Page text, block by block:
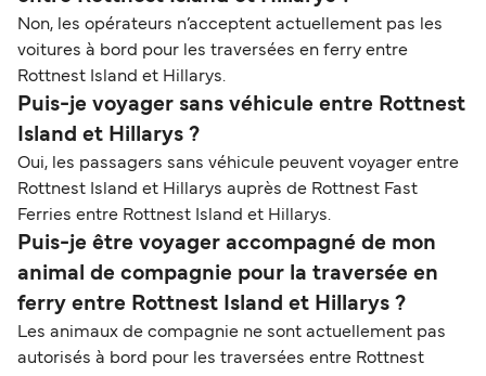
Non, les opérateurs n’acceptent actuellement pas les
voitures à bord pour les traversées en ferry entre
Rottnest Island et Hillarys.
Puis-je voyager sans véhicule entre Rottnest
Island et Hillarys ?
Oui, les passagers sans véhicule peuvent voyager entre
Rottnest Island et Hillarys auprès de Rottnest Fast
Ferries entre Rottnest Island et Hillarys.
Puis-je être voyager accompagné de mon
animal de compagnie pour la traversée en
ferry entre Rottnest Island et Hillarys ?
Les animaux de compagnie ne sont actuellement pas
autorisés à bord pour les traversées entre Rottnest